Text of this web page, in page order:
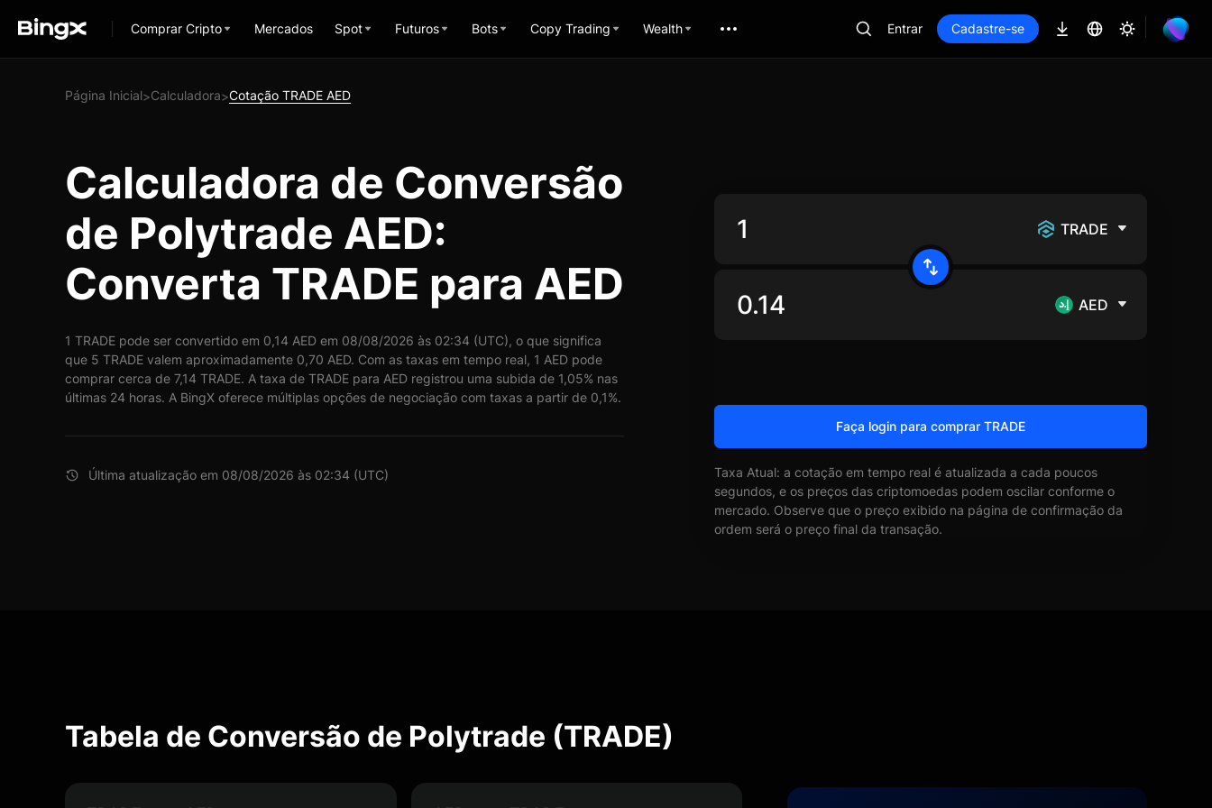
Comprar Cripto Mercados Spot Futuros Bots Copy Trading Wealth Entrar Cadastre-se
Página Inicial>Calculadora>Cotação TRADE AED
Calculadora de Conversão
de Polytrade AED:
Converta TRADE para AED
1 TRADE pode ser convertido em 0,14 AED em 08/08/2026 às 02:34 (UTC), o que significa
que 5 TRADE valem aproximadamente 0,70 AED. Com as taxas em tempo real, 1 AED pode
comprar cerca de 7,14 TRADE. A taxa de TRADE para AED registrou uma subida de 1,05% nas
últimas 24 horas. A BingX oferece múltiplas opções de negociação com taxas a partir de 0,1%.
Última atualização em 08/08/2026 às 02:34 (UTC)
TRADE
AED
Faça login para comprar TRADE
Taxa Atual: a cotação em tempo real é atualizada a cada poucos
segundos, e os preços das criptomoedas podem oscilar conforme o
mercado. Observe que o preço exibido na página de confirmação da
ordem será o preço final da transação.
Tabela de Conversão de Polytrade (TRADE)